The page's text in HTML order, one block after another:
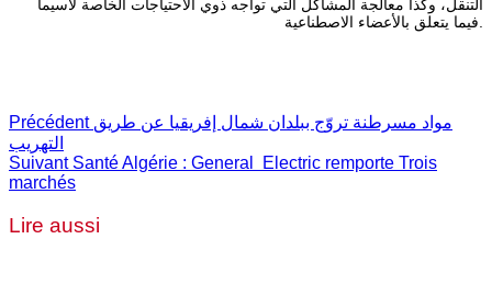
التنقل، وكذا معالجة المشاكل التي تواجه ذوي الاحتياجات الخاصة لاسيما
Précédentمواد مسرطنة تروّج ببلدان شمال إفريقيا عن طريق
التهريب
SuivantSanté Algérie : General Electric remporte Trois
marchés
Lire aussi